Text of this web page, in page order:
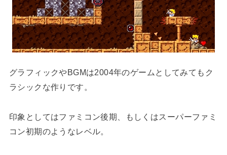
グラフィックやBGMは2004年のゲームとしてみてもク
ラシックな作りです。
印象としてはファミコン後期、もしくはスーパーファミ
コン初期のようなレベル。